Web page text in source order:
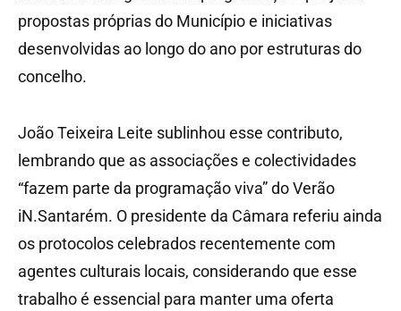
propostas próprias do Município e iniciativas
desenvolvidas ao longo do ano por estruturas do
concelho.
João Teixeira Leite sublinhou esse contributo,
lembrando que as associações e colectividades
“fazem parte da programação viva” do Verão
iN.Santarém. O presidente da Câmara referiu ainda
os protocolos celebrados recentemente com
agentes culturais locais, considerando que esse
trabalho é essencial para manter uma oferta